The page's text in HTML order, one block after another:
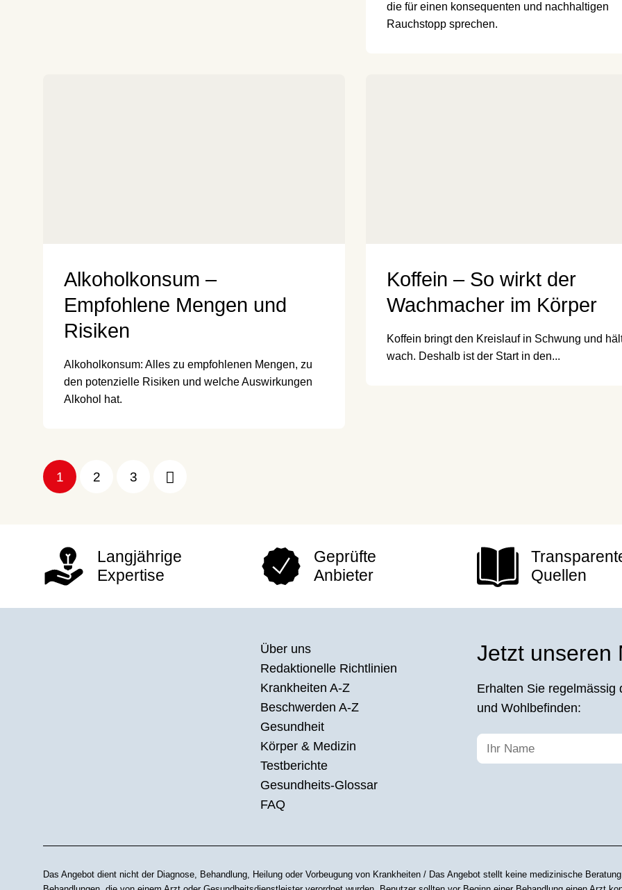
die für einen konsequenten und nachhaltigen
Rauchstopp sprechen.
Alkoholkonsum –
Empfohlene Mengen und
Risiken
Alkoholkonsum: Alles zu empfohlenen Mengen, zu
den potenzielle Risiken und welche Auswirkungen
Alkohol hat.
Koffein – So wirkt der
Wachmacher im Körper
Koffein bringt den Kreislauf in Schwung und
wach. Deshalb ist der Start in den...
1 2 3
Langjährige
Expertise
Geprüfte
Anbieter
Quellen
Über uns
Redaktionelle Richtlinien
Krankheiten A-Z
Beschwerden A-Z
Gesundheit
Körper & Medizin
Testberichte
Gesundheits-Glossar
FAQ
Jetzt unseren
Erhalten Sie regelmässig
und Wohlbefinden:
Das Angebot dient nicht der Diagnose, Behandlung, Heilung oder Vorbeugung von Krankheiten / Das Angebot stellt keine medizinische